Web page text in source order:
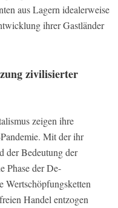
aus Lagern idealerweise
ihrer Gastländer
zivilisierter
zeigen ihre
Mit der ihr
der Bedeutung der
Phase der De-
Wertschöpfungsketten
Handel entzogen